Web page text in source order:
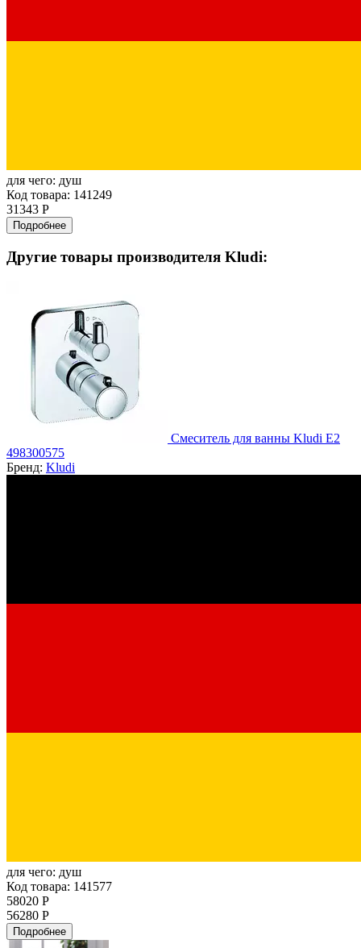
для чего: душ
Код товара: 141249
31343 Р
Подробнее
Другие товары производителя Kludi:
Смеситель для ванны Kludi E2
498300575
Бренд: Kludi
для чего: душ
Код товара: 141577
58020 Р
56280 Р
Подробнее